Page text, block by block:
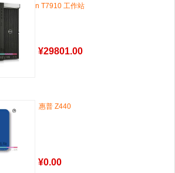
n T7910 工作站
¥29801.00
惠普 Z440
¥0.00